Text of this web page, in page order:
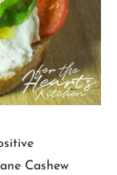
Cashew